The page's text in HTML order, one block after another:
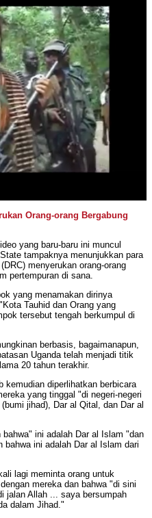
Orang-orang Bergabung
yang baru-baru ini muncul
tampaknya menunjukkan para
menyerukan orang-orang
pertempuran di sana.
yang menamakan dirinya
Tauhid dan Orang yang
tersebut tengah berkumpul di
berbasis, bagaimanapun,
Uganda telah menjadi titik
20 tahun terakhir.
kemudian diperlihatkan berbicara
yang tinggal "di negeri-negeri
jihad), Dar al Qital, dan Dar al
ini adalah Dar al Islam "dan
bahwa ini adalah Dar al Islam dari
lagi meminta orang untuk
mereka dan bahwa "di sini
jalan Allah ... saya bersumpah
dalam Jihad."